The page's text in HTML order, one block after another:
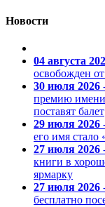
Новости
04 августа
освобожден
30 июля 2026
премию имени
поставят балет
29 июля 2026
его имя стало
27 июля 2026
книги в
ярмарку
27 июля 2026
бесплатно